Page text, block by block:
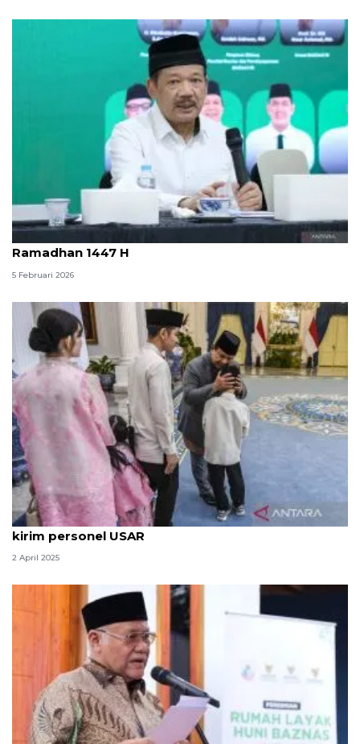
Baznas RI tetapkan zakat fitrah Rp50 ribu pada
Ramadhan 1447 H
5 Februari 2026
H+3 Lebaran, Wapres ajak anak yatim belanja -- RI
kirim personel USAR
2 April 2025